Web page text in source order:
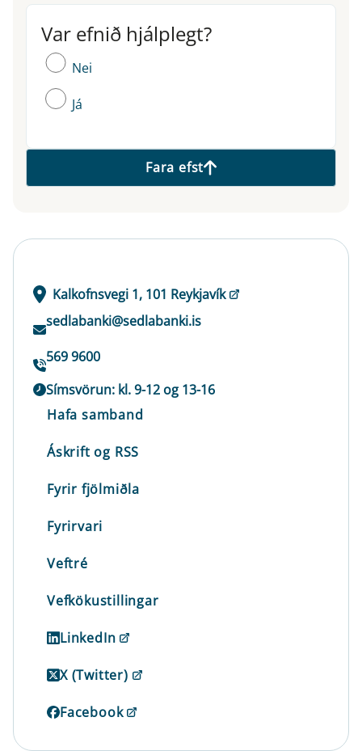
Var efnið hjálplegt?
Var efnið hjálplegt?
Nei
Já
Fara efst
Kalkofnsvegi 1, 101 Reykjavík
sedlabanki@sedlabanki.is
569 9600
Símsvörun: kl. 9-12 og 13-16
Hafa samband
Áskrift og RSS
Fyrir fjölmiðla
Fyrirvari
Veftré
Vefkökustillingar
LinkedIn
X (Twitter)
Facebook